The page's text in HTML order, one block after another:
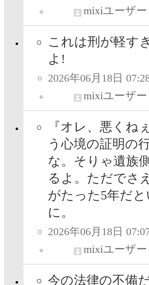
mixiユーザー
これは刑が軽す
よ!
2026年06月18日
mixiユーザー
『オレ、悪くね
う心境の証明の
な。そりゃ遺族
るよ。ただでさ
がたった5年だ
に。
2026年06月18日
mixiユーザー
今の法律の不備